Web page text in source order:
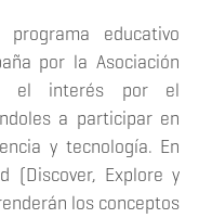
educativo
por la Asociación
el interés por el
a participar en
y tecnología. En
(Discover, Explore y
los conceptos